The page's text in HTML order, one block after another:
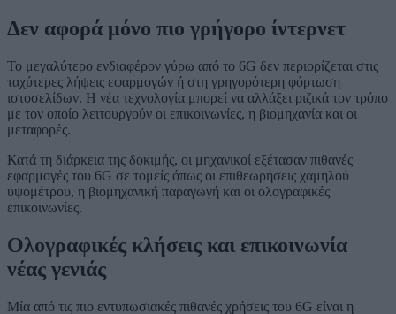
Δεν αφορά μόνο πιο γρήγορο ίντερνετ
Το μεγαλύτερο ενδιαφέρον γύρω από το 6G δεν περιορίζεται στις
ταχύτερες λήψεις εφαρμογών ή στη γρηγορότερη φόρτωση
ιστοσελίδων. Η νέα τεχνολογία μπορεί να αλλάξει ριζικά τον τρόπο
με τον οποίο λειτουργούν οι επικοινωνίες, η βιομηχανία και οι
μεταφορές.
Κατά τη διάρκεια της δοκιμής, οι μηχανικοί εξέτασαν πιθανές
εφαρμογές του 6G σε τομείς όπως οι επιθεωρήσεις χαμηλού
υψομέτρου, η βιομηχανική παραγωγή και οι ολογραφικές
επικοινωνίες.
Ολογραφικές κλήσεις και επικοινωνία
νέας γενιάς
Μία από τις πιο εντυπωσιακές πιθανές χρήσεις του 6G είναι η